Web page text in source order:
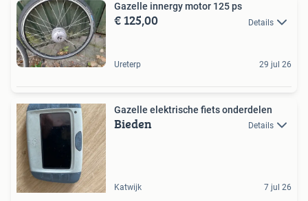
Gazelle innergy motor 125 ps
€ 125,00 Details
Ureterp 29 jul 26
Gazelle elektrische fiets onderdelen
Bieden Details
Katwijk 7 jul 26